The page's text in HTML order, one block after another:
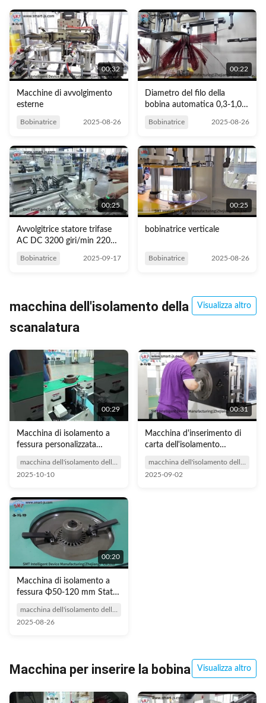
00:32
Macchine di avvolgimento
esterne
Bobinatrice 2025-08-26
00:22
Diametro del filo della
bobina automatica 0,3-1,0
Bobinatrice 2025-08-26
00:25
Avvolgitrice statore trifase
AC DC 3200 giri/min 220V
Bobinatrice 2025-09-17
00:25
bobinatrice verticale
Bobinatrice 2025-08-26
macchina dell'isolamento della
scanalatura
Visualizza altro
00:29
Macchina di isolamento a
fessura personalizzata
O.D. ≤ 190 mm
2025-10-10
00:31
Macchina d'inserimento di
carta dell'isolamento
SMT - CW200 del motore
2025-09-02
00:20
Macchina di isolamento a
fessura Φ50-120 mm Stator
2025-08-26
Macchina per inserire la bobina Visualizza altro